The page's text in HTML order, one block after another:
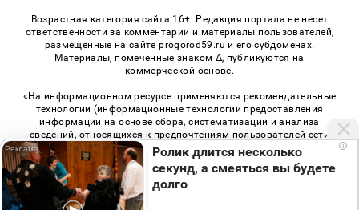
Возрастная категория сайта 16+. Редакция портала не несет
ответственности за комментарии и материалы пользователей,
размещенные на сайте progorod59.ru и его субдоменах.
Материалы, помеченные знаком Δ, публикуются на
коммерческой основе.
«На информационном ресурсе применяются рекомендательные
технологии (информационные технологии предоставления
информации на основе сбора, систематизации и анализа
сведений, относящихся к предпочтениям пользователей сети
«Интернет», находящихся на территории Российской
Федерации)». Правила применения рекомендательных
технологий в виджетах рекламно-обменной сети«СМИ2» (PDF),
«Sparrow» (PDF)
i
Ролик длится несколько
секунд, а смеяться вы будете
долго